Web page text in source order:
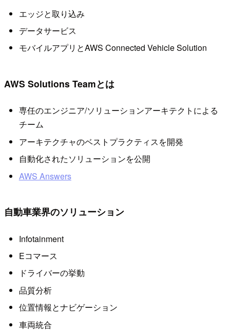
エッジと取り込み
データサービス
モバイルアプリとAWS Connected Vehicle Solution
AWS Solutions Teamとは
専任のエンジニア/ソリューションアーキテクトによる
チーム
アーキテクチャのベストプラクティスを開発
自動化されたソリューションを公開
AWS Answers
自動車業界のソリューション
Infotainment
Eコマース
ドライバーの挙動
品質分析
位置情報とナビゲーション
車両統合